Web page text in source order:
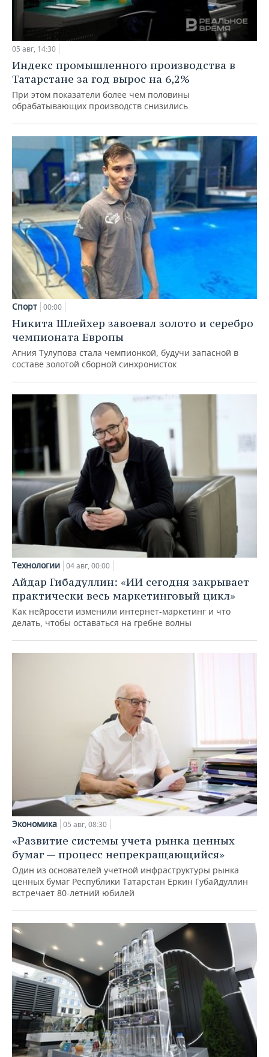
05 авг, 14:30
Индекс промышленного производства в
Татарстане за год вырос на 6,2%
При этом показатели более чем половины
обрабатывающих производств снизились
Спорт 00:00
Никита Шлейхер завоевал золото и серебро
чемпионата Европы
Агния Тулупова стала чемпионкой, будучи запасной в
составе золотой сборной синхронисток
Технологии 04 авг, 00:00
Айдар Гибадуллин: «ИИ сегодня закрывает
практически весь маркетинговый цикл»
Как нейросети изменили интернет-маркетинг и что
делать, чтобы оставаться на гребне волны
Экономика 05 авг, 08:30
«Развитие системы учета рынка ценных
бумаг — процесс непрекращающийся»
Один из основателей учетной инфраструктуры рынка
ценных бумаг Республики Татарстан Еркин Губайдуллин
встречает 80-летний юбилей